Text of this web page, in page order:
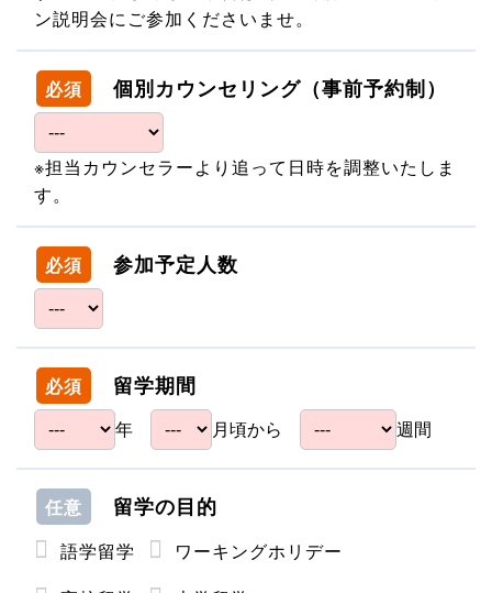
ン説明会にご参加くださいませ。
必須 個別カウンセリング（事前予約制）
※担当カウンセラーより追って日時を調整いたしま
す。
必須 参加予定人数
必須 留学期間
年 月頃から 週間
任意 留学の目的
語学留学
ワーキングホリデー